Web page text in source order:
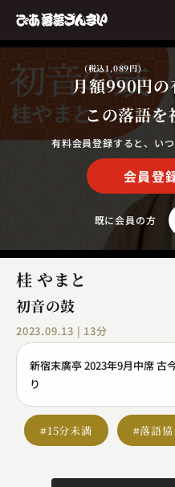
月額990円
(税込1,089円)
の
この落語を
有料会員登録すると、い
会員登
既に会員の方
桂 やまと
初音の鼓
2023.09.13 | 13分
新宿末廣亭 2023年9月中席 古
り
#15分未満 #落語